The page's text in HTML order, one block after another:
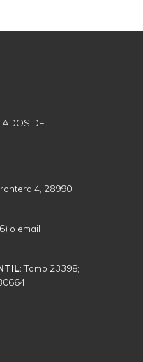
DE
4, 28990,
o email
Tomo 23398;